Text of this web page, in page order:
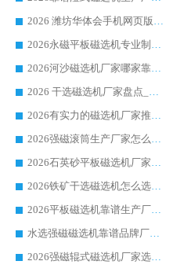
2026 潍坊华体会手机网页版-华体会(中国) _矿用 RCT永磁滚筒提纯设备 厂家实力与应用优势全解析
2026永磁平板磁选机专业制造 华体会手机网页版-华体会(中国) 靠谱生产厂家
2026河沙磁选机厂家哪家靠谱?华体会手机网页版-华体会(中国) 优质河沙磁选机厂家推荐
2026 干选磁选机厂家盘点_华体会手机网页版-华体会(中国) 靠谱品牌选型指南
2026有实力的磁选机厂家推荐_华体会手机网页版-华体会(中国) _行业标杆与优质厂商盘点
2026强磁滚筒生产厂家怎么选?行业口碑推荐华体会手机网页版-华体会(中国)
2026石英砂平板磁选机厂家推荐 华体会手机网页版-华体会(中国) 技术实力备受行业认可
2026铁矿干选磁选机怎么选?源头厂家华体会手机网页版-华体会(中国) ，用实力说话
2026平板磁选机靠谱生产厂家怎么选?行业标杆华体会手机网页版-华体会(中国) ，凭硬实力脱颖而出
水选强磁磁选机靠谱品牌厂家推荐：华体会手机网页版-华体会(中国) ，技术实力与口碑双在线
2026强磁辊式磁选机厂家选购技巧_认准华体会手机网页版-华体会(中国) 生产厂家